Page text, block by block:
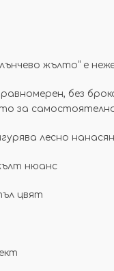
жълто“ е
без
за
лесно
нюанс
цвят